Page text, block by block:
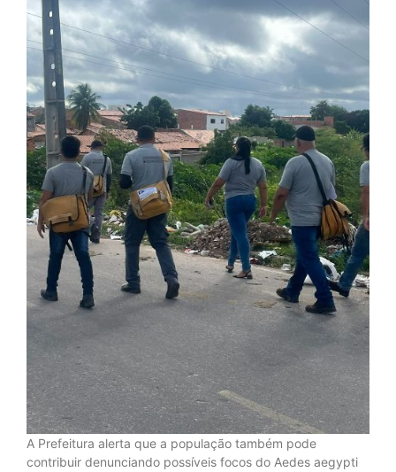
A Prefeitura alerta que a população também pode
contribuir denunciando possíveis focos do Aedes aegypti